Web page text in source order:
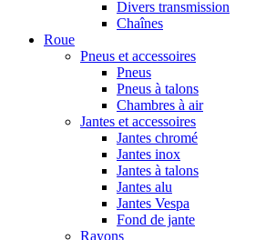
Divers transmission
Chaînes
Roue
Pneus et accessoires
Pneus
Pneus à talons
Chambres à air
Jantes et accessoires
Jantes chromé
Jantes inox
Jantes à talons
Jantes alu
Jantes Vespa
Fond de jante
Rayons